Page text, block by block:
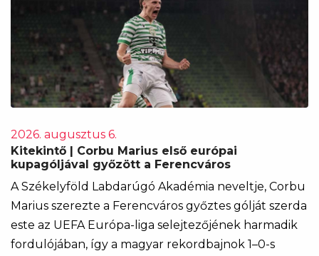
2026. augusztus 6.
Kitekintő | Corbu Marius első európai
kupagóljával győzött a Ferencváros
A Székelyföld Labdarúgó Akadémia neveltje, Corbu
Marius szerezte a Ferencváros győztes gólját szerda
este az UEFA Európa-liga selejtezőjének harmadik
fordulójában, így a magyar rekordbajnok 1–0-s